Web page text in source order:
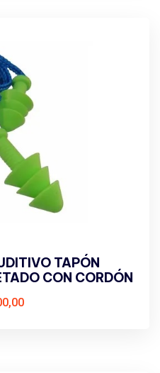
TAPÓN
CON CORDÓN